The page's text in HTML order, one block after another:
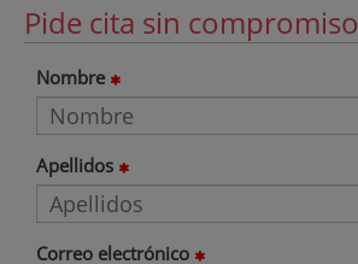
Pide cita sin compromiso
Nombre
Apellidos
Correo electrónico